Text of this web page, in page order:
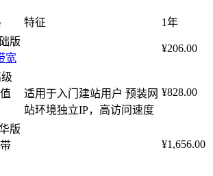
特征 1年
版
宽
适用于入门建站用户 预装网
站环境独立IP，高访问速度
¥206.00
¥828.00
版
¥1,656.00